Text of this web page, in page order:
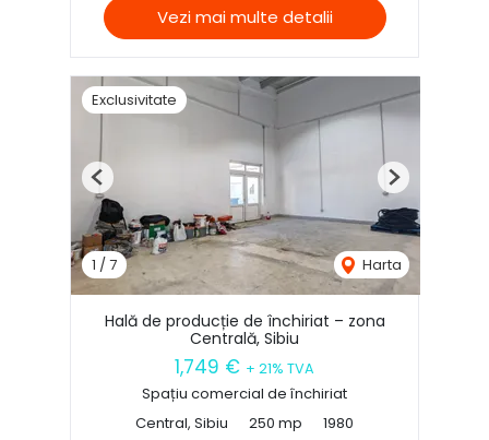
Vezi mai multe detalii
Exclusivitate
1 /7 Harta
Previous Next
Hală de producție de închiriat – zona
Centrală, Sibiu
1,749 € + 21% TVA
Spațiu comercial de închiriat
Central, Sibiu
250 mp 1980